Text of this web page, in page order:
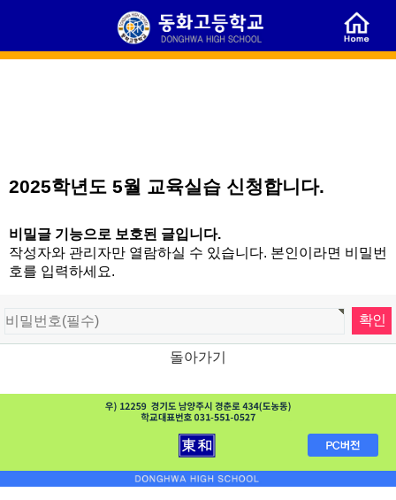
2025학년도 5월 교육실습 신청합니다.
비밀글 기능으로 보호된 글입니다.
작성자와 관리자만 열람하실 수 있습니다. 본인이라면 비밀번
호를 입력하세요.
돌아가기